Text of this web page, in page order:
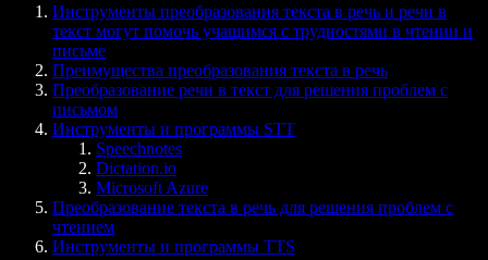
Инструменты преобразования текста в речь и речи в
текст могут помочь учащимся с трудностями в чтении и
письме
Преимущества преобразования текста в речь
Преобразование речи в текст для решения проблем с
письмом
Инструменты и программы STT
Speechnotes
Dictation.io
Microsoft Azure
Преобразование текста в речь для решения проблем с
чтением
Инструменты и программы TTS